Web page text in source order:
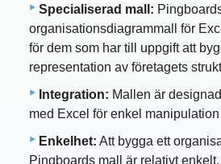
Specialiserad mall:
organisationsdiagrammall för
för dem som har till uppgift att
representation av företagets
Integration: Mallen är
med Excel för enkel
Enkelhet: Att bygga ett
Pingboards mall är relativt